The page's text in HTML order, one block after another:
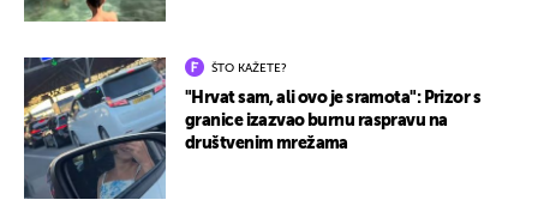
ŠTO KAŽETE?
"Hrvat sam, ali ovo je sramota": Prizor s
granice izazvao burnu raspravu na
društvenim mrežama